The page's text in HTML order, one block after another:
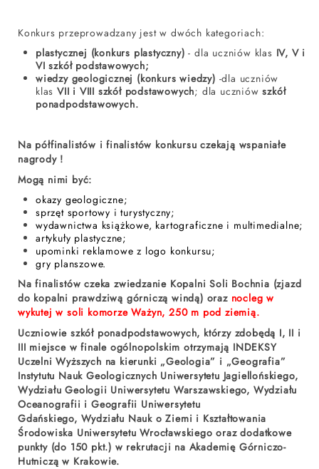
Konkurs przeprowadzany jest w dwóch kategoriach:
plastycznej (konkurs plastyczny)- dla uczniów klas IV, V i
VI szkół podstawowych;
wiedzy geologicznej (konkurs wiedzy) -dla uczniów
klas VII i VIII szkół podstawowych; dla uczniówszkół
ponadpodstawowych.
Na półfinalistów i finalistów konkursu czekają wspaniałe
nagrody !
Mogą nimi być:
okazy geologiczne;
sprzęt sportowy i turystyczny;
wydawnictwa książkowe, kartograficzne i multimedialne;
artykuły plastyczne;
upominki reklamowe z logo konkursu;
gry planszowe.
Na finalistów czeka zwiedzanie Kopalni Soli Bochnia (zjazd
do kopalni prawdziwą górniczą windą) oraz nocleg w
wykutej w soli komorze Ważyn, 250 m pod ziemią.
Uczniowie szkół ponadpodstawowych, którzy zdobędą I, II i
III miejsce w finale ogólnopolskim otrzymają INDEKSY
Uczelni Wyższych na kierunki „Geologia” i „Geografia”
Instytutu Nauk Geologicznych Uniwersytetu Jagiellońskiego,
Wydziału Geologii Uniwersytetu Warszawskiego, Wydziału
Oceanografii i Geografii Uniwersytetu
Gdańskiego, Wydziału Nauk o Ziemi i Kształtowania
Środowiska Uniwersytetu Wrocławskiego oraz dodatkowe
punkty (do 150 pkt.) w rekrutacji na Akademię Górniczo-
Hutniczą w Krakowie.